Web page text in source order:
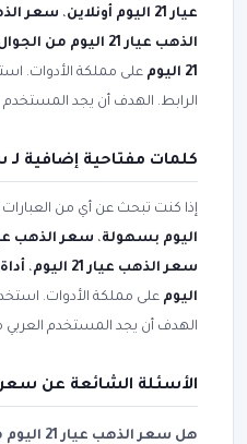
عيار 21 اليوم أونلاين
، سعر الذهب عيار
الذهب عيار 21 اليوم من الجوال
21 اليوم
على مملكة الأدوات.
الرابط. الهدف أن يجد
كلمات مفتاحية إضافية لـ سعر
إذا كنت تبحث عن أي من العبارات
اليوم بسهولة، سعر الذهب عيار 21 اليوم
سعر الذهب عيار 21 اليوم
، أداة
اليوم على مملكة الأدوات.
الهدف أن يجد المستخدم
الأسئلة الشائعة عن سعر الذهب عيار 21
هل سعر الذهب عيار 21 اليوم مجاني؟